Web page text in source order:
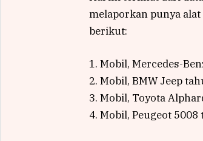
melaporkan punya
berikut:
1. Mobil, Mercedes-
2. Mobil, BMW Jeep
3. Mobil, Toyota
4. Mobil, Peugeot